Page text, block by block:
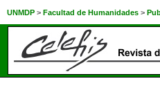
UNMDP > Facultad de Humanidades >